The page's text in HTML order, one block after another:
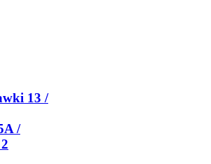
13 /
/